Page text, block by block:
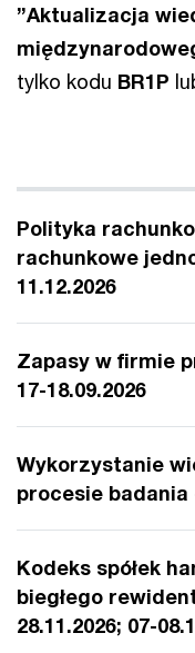
”Aktualizacja
tylko kodu BR1P
Polityka
rachunkowe
11.12.2026
Zapasy w firmie
17-18.09.2026
Wykorzystanie
procesie badania
Kodeks spółek
biegłego
28.11.2026; 07-